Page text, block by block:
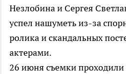
Незлобина и Сергея
успел нашуметь из-за
ролика и скандальных
актерами.
26 июня съемки